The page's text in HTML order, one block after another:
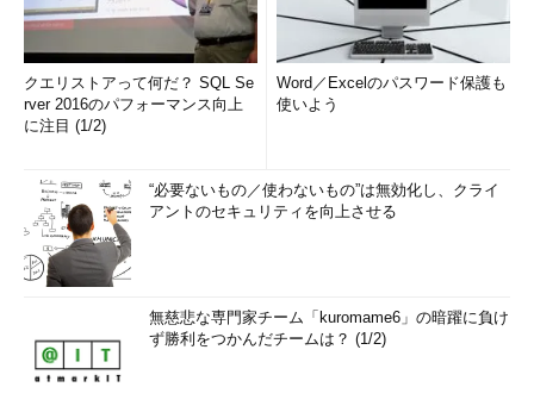
保存することになる。例えば設定ファイルを実行ファイルと同じ
場所に保存するようなアプリケーションがあったとすると、これ
は問題となる可能性がある。%windir%\SYSTEM32%フォルダに
書き込んだつもりなのに、別の場所に保存されてしまっているか
らだ。次回起動時にアプリケーションが設定ファイル
らず、エラーとなるだろう。
このような問題を避けるため、WOW64では、ファイル・シス
テムやレジストリに対してリダイレクションやリフレクションを
するための機能が用意されている。
ファイル・システムのリダイレクト
これは、特定のフォルダやファイル名に対して、別の場所へ誘
クエリストアって何だ？ SQL Se
rver 2016のパフォーマンス向上
に注目 (1/2)
Word／Excelのパスワード保護も
使いよう
“必要ないもの／使わないもの”は無効化し、クライ
アントのセキュリティを向上させる
無慈悲な専門家チーム「kuromame6」の暗躍に負け
ず勝利をつかんだチームは？ (1/2)